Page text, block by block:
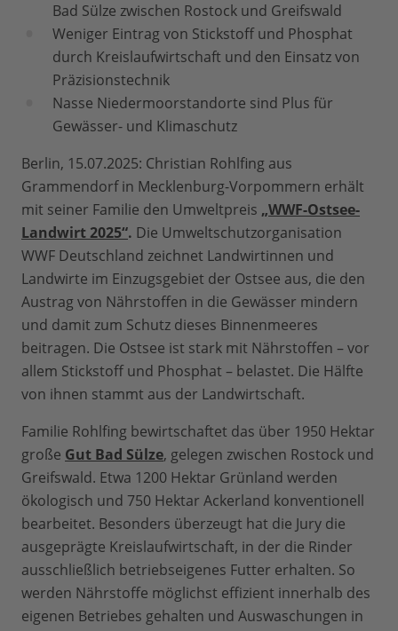
Bad Sülze zwischen Rostock und Greifswald
Weniger Eintrag von Stickstoff und Phosphat
durch Kreislaufwirtschaft und den Einsatz von
Präzisionstechnik
Nasse Niedermoorstandorte sind Plus für
Gewässer- und Klimaschutz
Berlin, 15.07.2025: Christian Rohlfing aus
Grammendorf in Mecklenburg-Vorpommern erhält
mit seiner Familie den Umweltpreis „WWF-Ostsee-
Landwirt 2025“. Die Umweltschutzorganisation
WWF Deutschland zeichnet Landwirtinnen und
Landwirte im Einzugsgebiet der Ostsee aus, die den
Austrag von Nährstoffen in die Gewässer mindern
und damit zum Schutz dieses Binnenmeeres
beitragen. Die Ostsee ist stark mit Nährstoffen – vor
allem Stickstoff und Phosphat – belastet. Die Hälfte
von ihnen stammt aus der Landwirtschaft.
Familie Rohlfing bewirtschaftet das über 1950 Hektar
große Gut Bad Sülze, gelegen zwischen Rostock und
Greifswald. Etwa 1200 Hektar Grünland werden
ökologisch und 750 Hektar Ackerland konventionell
bearbeitet. Besonders überzeugt hat die Jury die
ausgeprägte Kreislaufwirtschaft, in der die Rinder
ausschließlich betriebseigenes Futter erhalten. So
werden Nährstoffe möglichst effizient innerhalb des
eigenen Betriebes gehalten und Auswaschungen in